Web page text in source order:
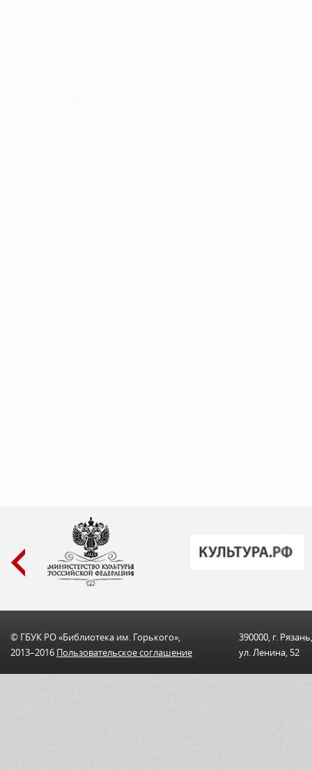
© ГБУК РО «Библиотека им. Горького»,
2013–2016 Пользовательскоe соглашениe
390000, г. Рязань,
ул. Ленина, 52